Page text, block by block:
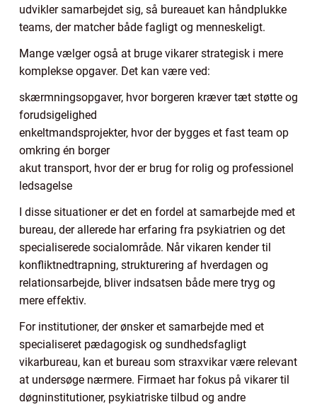
udvikler samarbejdet sig, så bureauet kan håndplukke
teams, der matcher både fagligt og menneskeligt.
Mange vælger også at bruge vikarer strategisk i mere
komplekse opgaver. Det kan være ved:
skærmningsopgaver, hvor borgeren kræver tæt støtte og
forudsigelighed
enkeltmandsprojekter, hvor der bygges et fast team op
omkring én borger
akut transport, hvor der er brug for rolig og professionel
ledsagelse
I disse situationer er det en fordel at samarbejde med et
bureau, der allerede har erfaring fra psykiatrien og det
specialiserede socialområde. Når vikaren kender til
konfliktnedtrapning, strukturering af hverdagen og
relationsarbejde, bliver indsatsen både mere tryg og
mere effektiv.
For institutioner, der ønsker et samarbejde med et
specialiseret pædagogisk og sundhedsfagligt
vikarbureau, kan et bureau som straxvikar være relevant
at undersøge nærmere. Firmaet har fokus på vikarer til
døgninstitutioner, psykiatriske tilbud og andre